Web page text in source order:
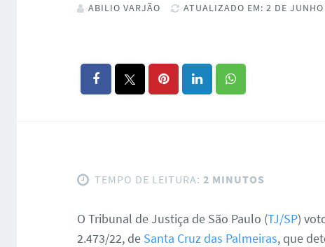
ABILIO VARJÃO ATUALIZADO EM: 2 DE
TEMPO DE LEITURA: 2 MINUTOS
O Tribunal de Justiça de São Paulo (TJ/SP)
2.473/22, de Santa Cruz das Palmeiras, que